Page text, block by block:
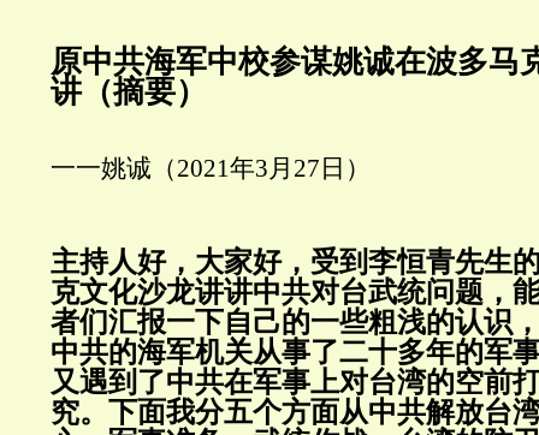
原中共海军中校参谋姚诚在波多马
讲（摘要）
一一姚诚（2021年3月27日）
主持人好，大家好，受到李恒青先生
克文化沙龙讲讲中共对台武统问题，
者们汇报一下自己的一些粗浅的认识
中共的海军机关从事了二十多年的军
又遇到了中共在军事上对台湾的空前
究。下面我分五个方面从中共解放台